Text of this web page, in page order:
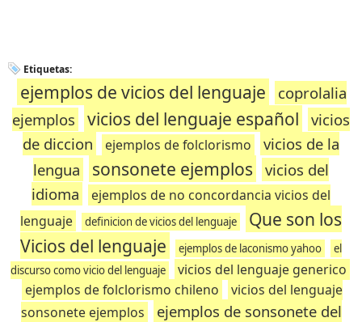
Etiquetas:
ejemplos de vicios del lenguaje
coprolalia
ejemplos
vicios del lenguaje español
vicios
de diccion
ejemplos de folclorismo
vicios de la
lengua
sonsonete ejemplos vicios del
idioma
ejemplos de no concordancia vicios del
lenguaje
definicion de vicios del lenguaje
Que son los
Vicios del lenguaje
ejemplos de laconismo yahoo
el
discurso como vicio del lenguaje
vicios del lenguaje generico
ejemplos de folclorismo chileno
vicios del lenguaje
sonsonete ejemplos
ejemplos de sonsonete del